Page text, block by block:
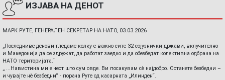
ИЗЈАВА НА ДЕНОТ
МАРК РУТЕ, ГЕНЕРАЛЕН СЕКРЕТАР НА НАТО, 03.03.2026
„Последниве денови гледаме колку е важно сите 32 сојузнички држави, вклучително
и Македонија да се здружат, да работат заедно и да обезбедат колективна одбрана на
НАТО територијата.“
„ ...Навистина ми е чест што сум овде. Ви посакувам сè најдобро. Останете безбедни –
и чувајте нè безбедни“ - порача Руте од касарната „Илинден“.